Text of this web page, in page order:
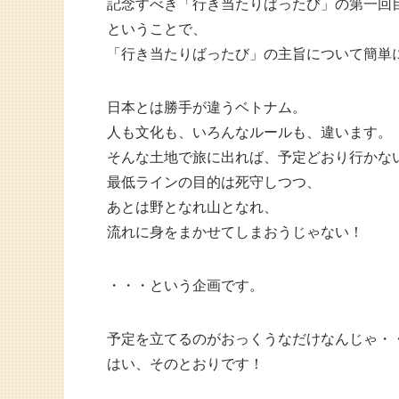
ということで、
「行き当たりばったび」の主旨について簡単
日本とは勝手が違うベトナム。
人も文化も、いろんなルールも、違います。
そんな土地で旅に出れば、予定どおり行かな
最低ラインの目的は死守しつつ、
あとは野となれ山となれ、
流れに身をまかせてしまおうじゃない！
・・・という企画です。
予定を立てるのがおっくうなだけなんじゃ・
はい、そのとおりです！